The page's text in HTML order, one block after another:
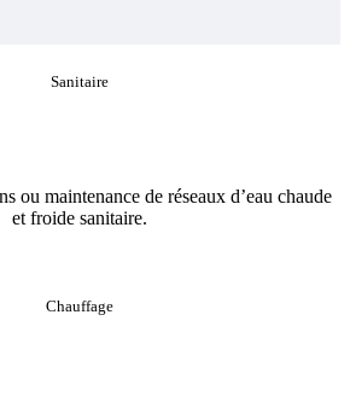
Sanitaire
ou maintenance de réseaux d’eau chaude
et froide sanitaire.
Chauffage